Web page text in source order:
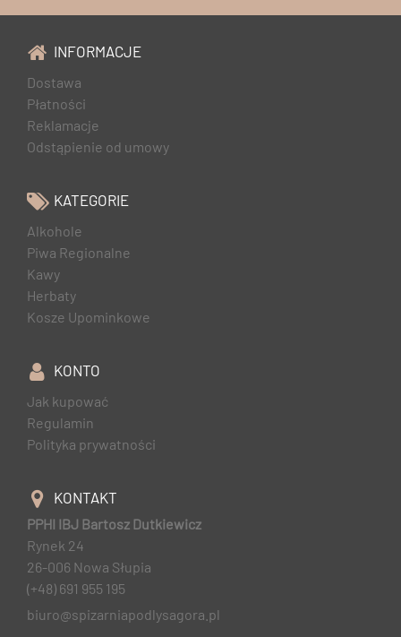
INFORMACJE
Dostawa
Płatności
Reklamacje
Odstąpienie od umowy
KATEGORIE
Alkohole
Piwa Regionalne
Kawy
Herbaty
Kosze Upominkowe
KONTO
Jak kupować
Regulamin
Polityka prywatności
KONTAKT
PPHI IBJ Bartosz Dutkiewicz
Rynek 24
26-006 Nowa Słupia
(+48) 691 955 195
biuro@spizarniapodlysagora.pl